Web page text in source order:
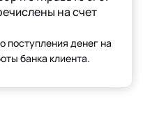
на счет
поступления денег на
банка клиента.